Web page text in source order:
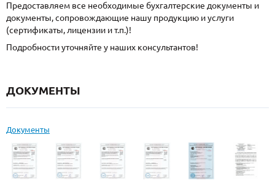
Предоставляем все необходимые бухгалтерские документы и
документы, сопровождающие нашу продукцию и услуги
(сертификаты, лицензии и т.п.)!
Подробности уточняйте у наших консультантов!
ДОКУМЕНТЫ
Документы